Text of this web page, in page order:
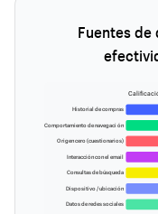
Fuentes de
Historial de compras
Comportamiento de navegación
Origen cero (cuestionarios)
Interacción con el email
Consultas de búsqueda
Dispositivo / ubicación
Datos de redes sociales